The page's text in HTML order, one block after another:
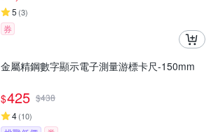
5 (3)
券
金屬精鋼數字顯示電子測量游標卡尺-150mm
$425 $438
4(10)